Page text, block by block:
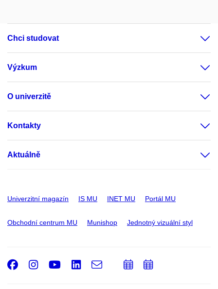
Chci studovat
Výzkum
O univerzitě
Kontakty
Aktuálně
Univerzitní magazín IS MU INET MU Portál MU
Obchodní centrum MU Munishop Jednotný vizuální styl
Facebook
Instagram
Youtube
LinkedIn
e-
Email
PřidatPřidat